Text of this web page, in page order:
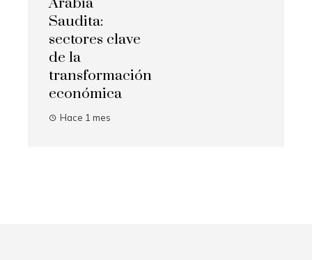
Arabia
Saudita:
sectores clave
de la
transformación
económica
Hace 1 mes